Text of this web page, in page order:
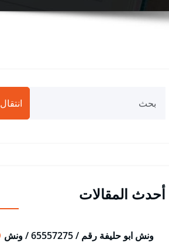
انتقال
أحدث المقالات
ونش ابو حليفة رقم / 65557275 / ونش